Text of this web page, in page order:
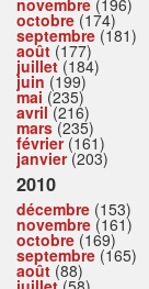
octobre (174)
septembre (181)
août (177)
juillet(184)
juin (199)
mai (235)
avril(216)
mars(235)
février(161)
janvier(203)
2010
décembre (153)
novembre (161)
octobre (169)
septembre (165)
août (88)